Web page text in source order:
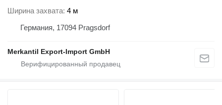
Ширина захвата 4 м
Германия, 17094 Pragsdorf
Merkantil Export-Import GmbH